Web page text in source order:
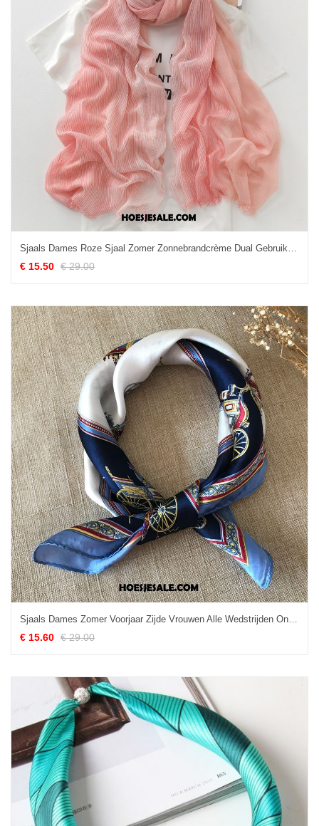
€ 15.50 € 29.00
€ 15.60 € 29.00